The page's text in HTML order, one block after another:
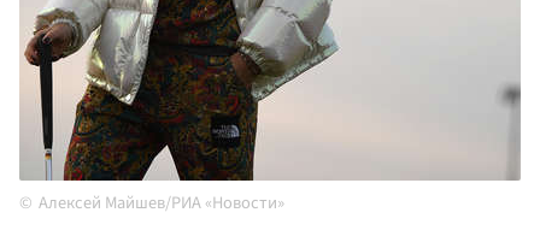
Алексей Майшев/РИА «Новости»